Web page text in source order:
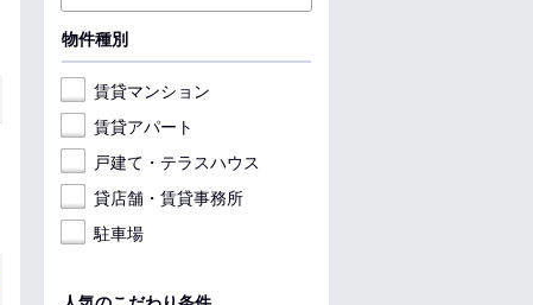
物件種別
賃貸マンション
賃貸アパート
戸建て・テラスハウス
貸店舗・賃貸事務所
駐車場